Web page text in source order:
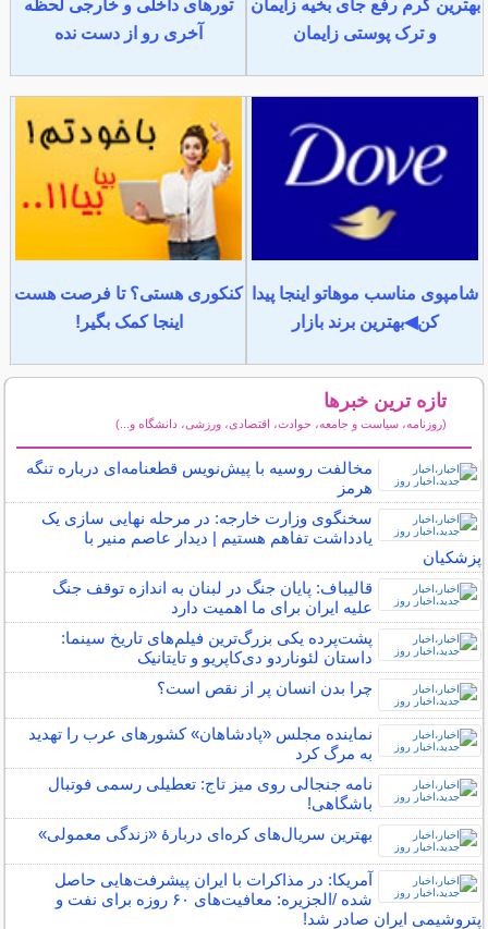
بهترین کرم رفع جای بخیه زایمان
و ترک پوستی زایمان
تورهای داخلی و خارجی لحظه
آخری رو از دست نده
شامپوی مناسب موهاتو اینجا پیدا
کن◀بهترین برند بازار
کنکوری هستی؟ تا فرصت هست
اینجا کمک بگیر!
تازه ترین خبرها
(روزنامه، سیاست و جامعه، حوادث، اقتصادی، ورزشی، دانشگاه و...)
مخالفت روسیه با پیش‌نویس قطعنامه‌ای درباره تنگه
هرمز
سخنگوی وزارت خارجه: در مرحله نهایی سازی یک
یادداشت تفاهم هستیم | دیدار عاصم منیر با
پزشکیان
قالیباف: پایان جنگ در لبنان به اندازه توقف جنگ
علیه ایران برای ما اهمیت دارد
پشت‌پرده یکی بزرگ‌ترین فیلم‌های تاریخ سینما:
داستان لئوناردو دی‌کاپریو و تایتانیک
چرا بدن انسان پر از نقص است؟
نماینده مجلس «پادشاهان» کشورهای عرب را تهدید
به مرگ کرد
نامه جنجالی روی میز تاج: تعطیلی رسمی فوتبال
باشگاهی!
بهترین سریال‌های کره‌ای دربارۀ «زندگی معمولی»
آمریکا: در مذاکرات با ایران پیشرفت‌هایی حاصل
شده /الجزیره: معافیت‌های ۶۰ روزه برای نفت و
پتروشیمی ایران صادر شد!